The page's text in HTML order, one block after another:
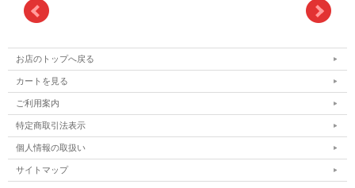
お店のトップへ戻る
カートを見る
ご利用案内
特定商取引法表示
個人情報の取扱い
サイトマップ